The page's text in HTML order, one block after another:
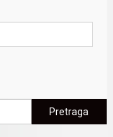
Pretraga: